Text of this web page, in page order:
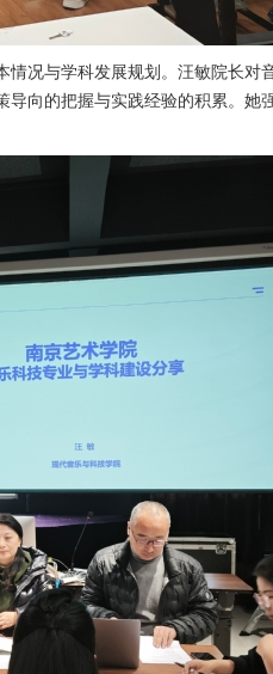
况与学科发展规划。汪敏院长对
向的把握与实践经验的积累。她